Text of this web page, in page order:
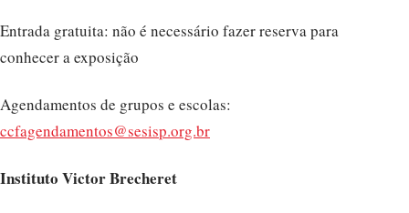
Entrada gratuita: não é necessário fazer reserva para
conhecer a exposição
Agendamentos de grupos e escolas:
ccfagendamentos@sesisp.org.br
Instituto Victor Brecheret